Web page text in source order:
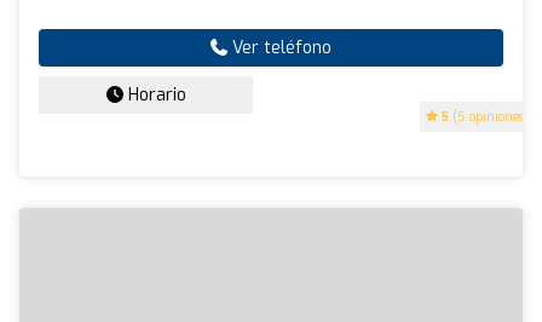
5 (5 opiniones)
Ver teléfono
Horario